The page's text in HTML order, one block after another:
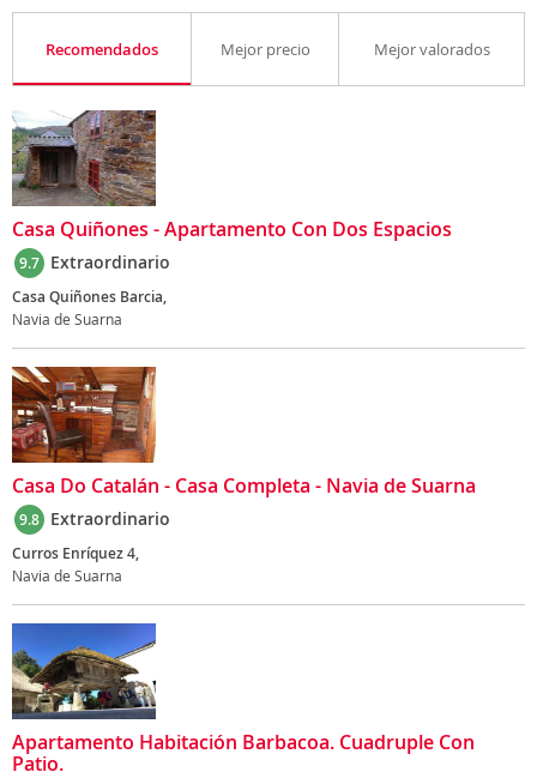
Recomendados Mejor precio Mejor valorados
Casa Quiñones - Apartamento Con Dos Espacios
9.7 Extraordinario
Casa Quiñones Barcia,
Navia de Suarna
Casa Do Catalán - Casa Completa - Navia de Suarna
9.8 Extraordinario
Curros Enríquez 4,
Navia de Suarna
Apartamento Habitación Barbacoa. Cuadruple Con
Patio.